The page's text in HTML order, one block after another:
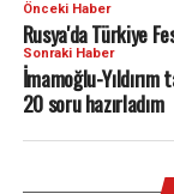
Önceki Haber
Rusya'da Türkiye
Sonraki Haber
İmamoğlu-
20 soru hazırladım